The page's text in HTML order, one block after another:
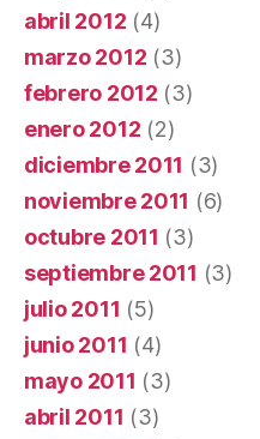
abril 2012 (4)
marzo 2012 (3)
febrero 2012 (3)
enero 2012 (2)
diciembre 2011 (3)
noviembre 2011 (6)
octubre 2011 (3)
septiembre 2011 (3)
julio 2011 (5)
junio 2011 (4)
mayo 2011 (3)
abril 2011 (3)